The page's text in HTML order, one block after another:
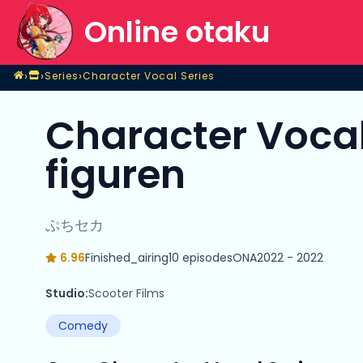
Online otaku
Home
›Shop
›Series
Series›Character Vocal Series
Character Vocal Series
Character
figuren
ぷちセカ
6.96Finished_airing10 episodesONA2022 - 2022
Studio:Scooter Films
Comedy